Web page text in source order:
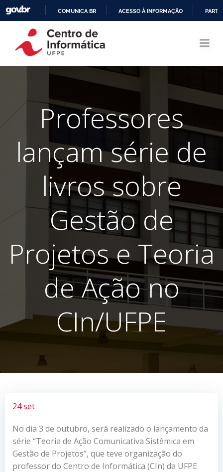
CONTEÚDO
COMUNICA BR ACESSO À INFORMAÇÃO
Professores
lançam série de
livros sobre
Gestão de
Projetos e Teoria
de Ação no
CIn/UFPE
24 set
No dia 3 de outubro, será realizado o lançamento da
série “Teoria de Ação Comunicativa Sistêmica em
Gestão de Projetos”, que teve organização do
professor do Centro de Informática (CIn) da UFPE